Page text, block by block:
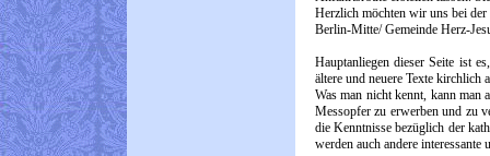
Herzlich möchten wir uns bei
Berlin-Mitte/ Gemeinde Herz-
Hauptanliegen dieser Seite ist
ältere und neuere Texte kirchlich
Was man nicht kennt, kann man
Messopfer zu erwerben und zu
die Kenntnisse bezüglich der
werden auch andere